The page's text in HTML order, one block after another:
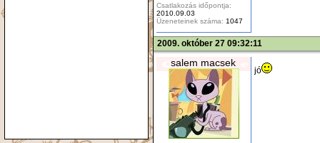
Csatlakozás időpontja:
2010.09.03
Üzeneteinek száma: 1047
2009. október 27 09:32:11
salem macsek
jó